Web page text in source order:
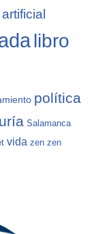
libro
política
Salamanca
vida zen zen